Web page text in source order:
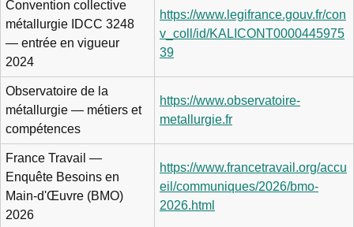
Convention collective
métallurgie IDCC 3248
— entrée en vigueur
2024
https://www.legifrance.gouv.fr/con
v_coll/id/KALICONT0000445975
39
Observatoire de la
métallurgie — métiers et
compétences
https://www.observatoire-
metallurgie.fr
France Travail —
Enquête Besoins en
Main-d'Œuvre (BMO)
2026
https://www.francetravail.org/accu
eil/communiques/2026/bmo-
2026.html